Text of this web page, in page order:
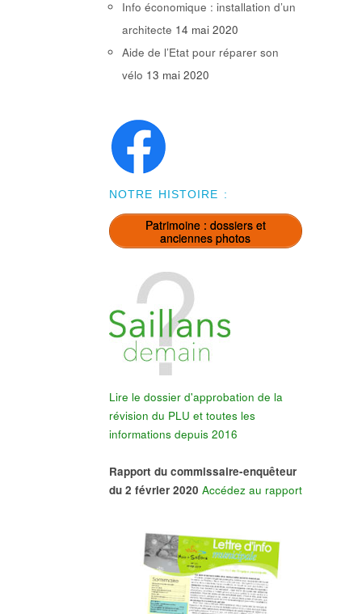
Info économique : installation d’un
architecte 14 mai 2020
Aide de l’Etat pour réparer son
vélo 13 mai 2020
NOTRE HISTOIRE :
Patrimoine : dossiers et
anciennes photos
Lire le dossier d'approbation de la
révision du PLU et toutes les
informations depuis 2016
Rapport du commissaire-enquêteur
du 2 février 2020 Accédez au rapport